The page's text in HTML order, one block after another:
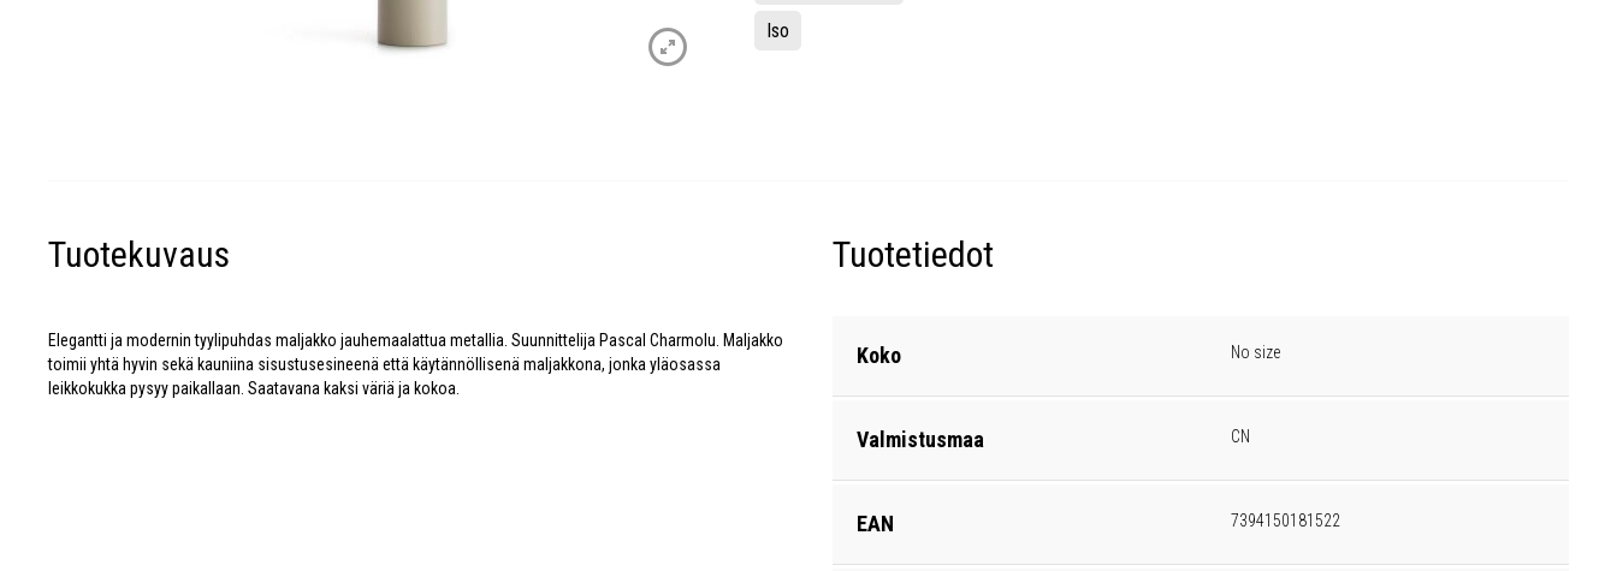
Iso
Tuotekuvaus
Elegantti ja modernin tyylipuhdas maljakko jauhemaalattua metallia. Suunnittelija Pascal Charmolu. Maljakko
toimii yhtä hyvin sekä kauniina sisustusesineenä että käytännöllisenä maljakkona, jonka yläosassa
leikkokukka pysyy paikallaan. Saatavana kaksi väriä ja kokoa.
Tuotetiedot
Koko No size
Valmistusmaa CN
EAN 7394150181522